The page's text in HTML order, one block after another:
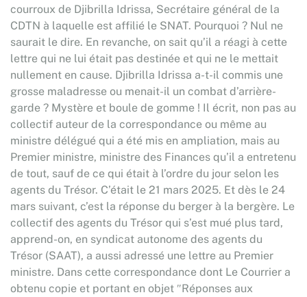
courroux de Djibrilla Idrissa, Secrétaire général de la
CDTN à laquelle est affilié le SNAT. Pourquoi ? Nul ne
saurait le dire. En revanche, on sait qu’il a réagi à cette
lettre qui ne lui était pas destinée et qui ne le mettait
nullement en cause. Djibrilla Idrissa a-t-il commis une
grosse maladresse ou menait-il un combat d’arrière-
garde ? Mystère et boule de gomme ! Il écrit, non pas au
collectif auteur de la correspondance ou même au
ministre délégué qui a été mis en ampliation, mais au
Premier ministre, ministre des Finances qu’il a entretenu
de tout, sauf de ce qui était à l’ordre du jour selon les
agents du Trésor. C’était le 21 mars 2025. Et dès le 24
mars suivant, c’est la réponse du berger à la bergère. Le
collectif des agents du Trésor qui s’est mué plus tard,
apprend-on, en syndicat autonome des agents du
Trésor (SAAT), a aussi adressé une lettre au Premier
ministre. Dans cette correspondance dont Le Courrier a
obtenu copie et portant en objet ″Réponses aux